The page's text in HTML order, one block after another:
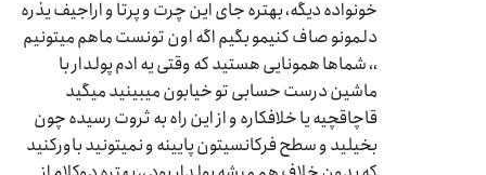
خونواده دیگه، بهتره جای این چرت و پرتا و اراجیف یذره
دلمونو صاف کنیمو بگیم اگه اون تونست ماهم میتونیم
،، شماها همونایی هستید که وقتی یه ادم پولدار با
ماشین درست حسابی تو خیابون میبینید میگید
قاچاقچیه یا خلافکاره و از این راه به ثروت رسیده چون
بخیلید و سطح فرکانسیتون پایینه و نمیتونید باورکنید